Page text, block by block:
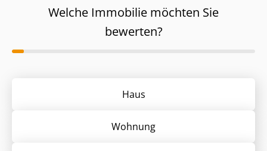
Welche Immobilie möchten Sie
bewerten?
Haus
Wohnung